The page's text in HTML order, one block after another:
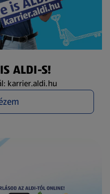
ALDI-S!
karrier.aldi.hu